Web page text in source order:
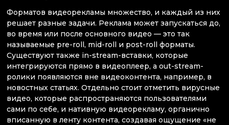
Форматов видеорекламы множество, и каждый из них
решает разные задачи. Реклама может запускаться до,
во время или после основного видео — это так
называемые pre-roll, mid-roll и post-roll форматы.
Существуют также in-stream-вставки, которые
интегрируются прямо в видеоплеер, а out-stream-
ролики появляются вне видеоконтента, например, в
новостных статьях. Отдельно стоит отметить вирусные
видео, которые распространяются пользователями
сами по себе, и нативную видеорекламу, органично
вписанную в ленту контента, создавая ощущение «не